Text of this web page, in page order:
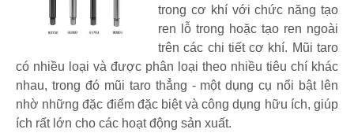
trong cơ khí với chức năng tạo
ren lỗ trong hoặc tạo ren ngoài
trên các chi tiết cơ khí. Mũi taro
có nhiều loại và được phân loại theo nhiều tiêu chí khác
nhau, trong đó mũi taro thẳng - một dụng cụ nổi bật lên
nhờ những đặc điểm đặc biệt và công dụng hữu ích, giúp
ích rất lớn cho các hoạt động sản xuất.